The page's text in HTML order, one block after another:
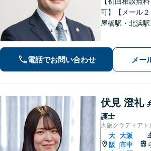
可】【メール
屋橋駅・北浜駅
電話でお問い合わせ メー
伏見 澄礼
護士
大阪グラディア
大
阪 |
大阪
市中